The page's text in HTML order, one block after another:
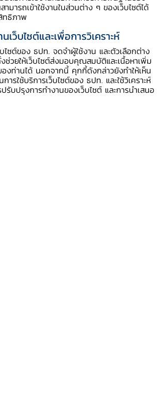
ะกอบ
เอียดข่าว
เพิ่มเติม
ดาวน์โหลดข่าว PDF
ามารถเข้าใช้งานในส่วนต่าง ๆ ของเว็บไซต์ได้
ทธิภาพ
เว็บไซต์และเพื่อการวิเคราะห์
ไซต์ของ ธปท. จดจำผู้ใช้งาน และตัวเลือกต่าง
ช่วยให้เว็บไซต์ส่งมอบคุณสมบัติและเนื้อหาเพิ่ม
องท่านได้ นอกจากนี้ คุกกี้ดังกล่าวยังทำให้เห็น
รใช้บริการเว็บไซต์ของ ธปท. และใช้วิเคราะห์
รับปรุงการทำงานของเว็บไซต์ และการนำเสนอ